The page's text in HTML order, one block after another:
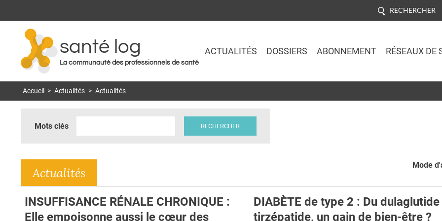
RECHERCHER
santé log
La communauté des professionnels de santé
ACTUALITÉS DOSSIERS ABONNEMENT RÉSEAUX DE
Accueil > Actualités > Actualités
Mots clés
Mode
Actualités
INSUFFISANCE RÉNALE CHRONIQUE :
Elle empoisonne aussi le cœur des
DIABÈTE de type 2 : Du dulaglutide
tirzépatide, un gain de bien-être ?